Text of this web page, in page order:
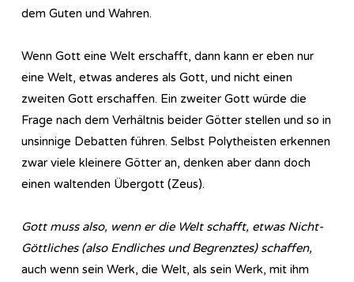
dem Guten und Wahren.
Wenn Gott eine Welt erschafft, dann kann er eben nur
eine Welt, etwas anderes als Gott, und nicht einen
zweiten Gott erschaffen. Ein zweiter Gott würde die
Frage nach dem Verhältnis beider Götter stellen und so in
unsinnige Debatten führen. Selbst Polytheisten erkennen
zwar viele kleinere Götter an, denken aber dann doch
einen waltenden Übergott (Zeus).
Gott muss also, wenn er die Welt schafft, etwas Nicht-
Göttliches (also Endliches und Begrenztes) schaffen,
auch wenn sein Werk, die Welt, als sein Werk, mit ihm